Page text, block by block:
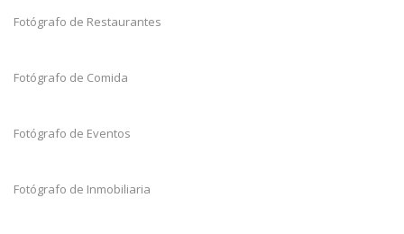
Fotógrafo de Restaurantes
Fotógrafo de Comida
Fotógrafo de Eventos
Fotógrafo de Inmobiliaria